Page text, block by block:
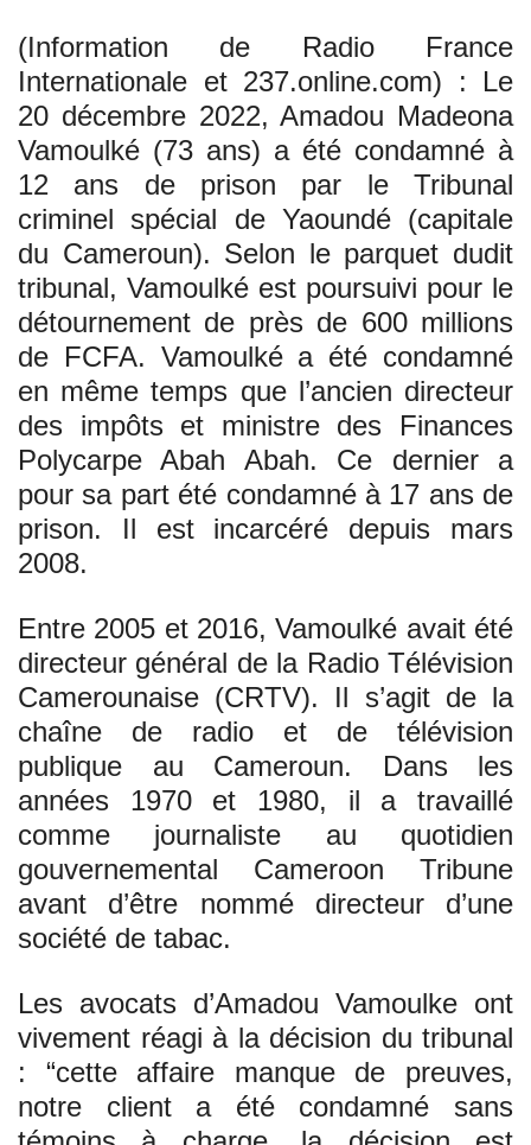
(Information de Radio France
Internationale et 237.online.com) : Le
20 décembre 2022, Amadou Madeona
Vamoulké (73 ans) a été condamné à
12 ans de prison par le Tribunal
criminel spécial de Yaoundé (capitale
du Cameroun). Selon le parquet dudit
tribunal, Vamoulké est poursuivi pour le
détournement de près de 600 millions
de FCFA. Vamoulké a été condamné
en même temps que l’ancien directeur
des impôts et ministre des Finances
Polycarpe Abah Abah. Ce dernier a
pour sa part été condamné à 17 ans de
prison. Il est incarcéré depuis mars
2008.
Entre 2005 et 2016, Vamoulké avait été
directeur général de la Radio Télévision
Camerounaise (CRTV). Il s’agit de la
chaîne de radio et de télévision
publique au Cameroun. Dans les
années 1970 et 1980, il a travaillé
comme journaliste au quotidien
gouvernemental Cameroon Tribune
avant d’être nommé directeur d’une
société de tabac.
Les avocats d’Amadou Vamoulke ont
vivement réagi à la décision du tribunal
: “cette affaire manque de preuves,
notre client a été condamné sans